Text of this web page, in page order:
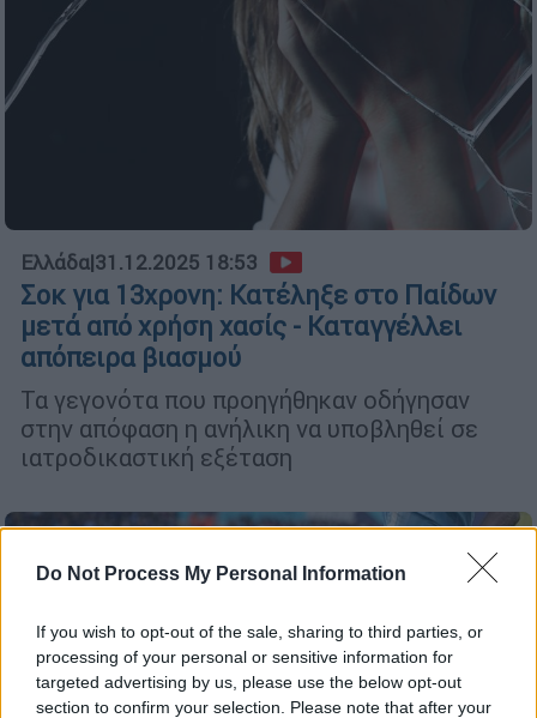
Do Not Process My Personal Information
If you wish to opt-out of the sale, sharing to third parties, or
processing of your personal or sensitive information for
targeted advertising by us, please use the below opt-out
section to confirm your selection. Please note that after your
Ελλάδα|31.12.2025 18:53
Σοκ για 13χρονη: Κατέληξε στο Παίδων
μετά από χρήση χασίς - Καταγγέλλει
απόπειρα βιασμού
Τα γεγονότα που προηγήθηκαν οδήγησαν
στην απόφαση η ανήλικη να υποβληθεί σε
ιατροδικαστική εξέταση